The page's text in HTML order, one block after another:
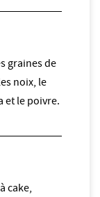
graines de
noix, le
et le poivre.
cake,